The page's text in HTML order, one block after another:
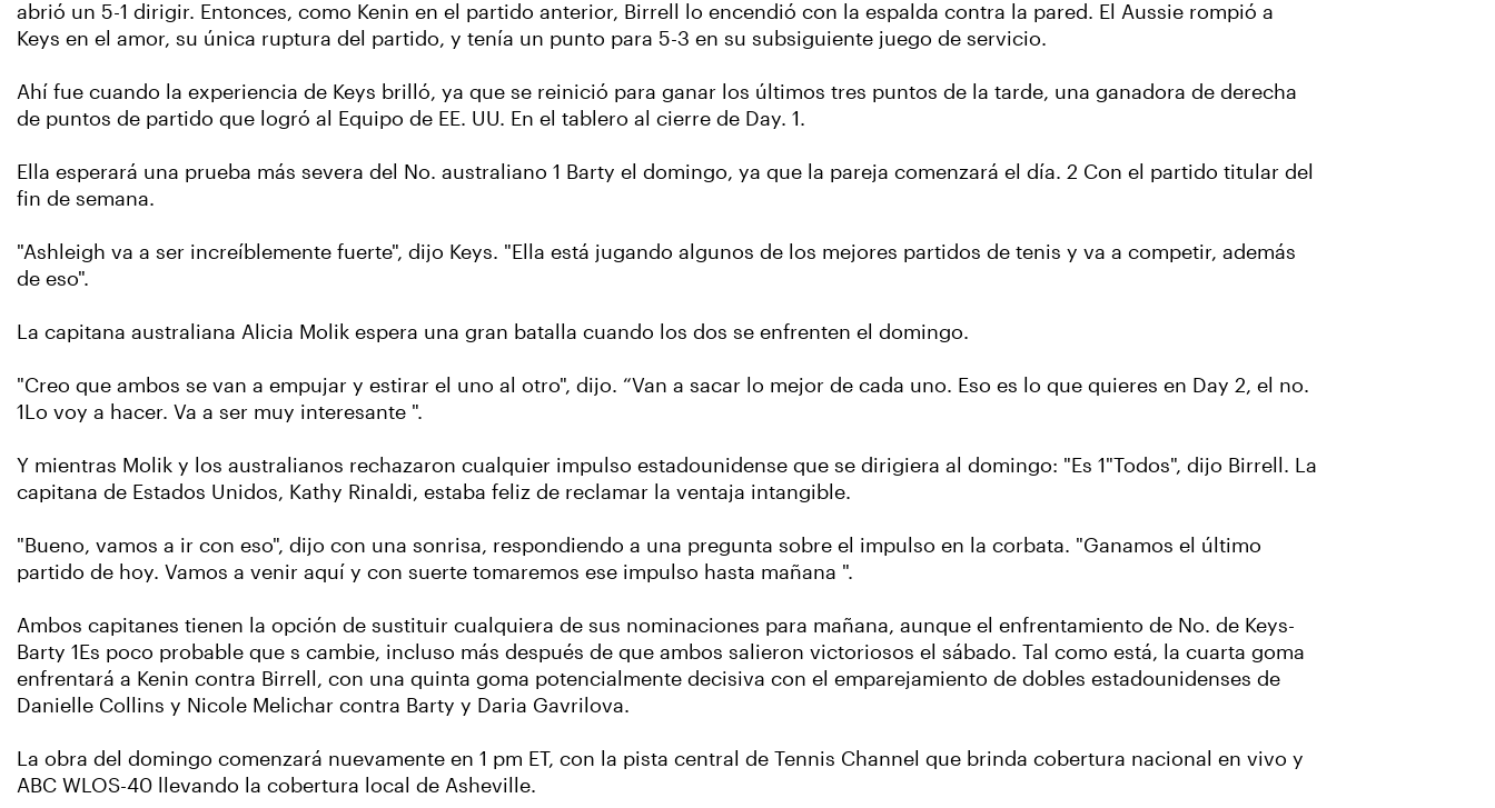
abrió un 5-1 dirigir. Entonces, como Kenin en el partido anterior, Birrell lo encendió con la espalda contra la pared. El Aussie rompió a
Keys en el amor, su única ruptura del partido, y tenía un punto para 5-3 en su subsiguiente juego de servicio.
Ahí fue cuando la experiencia de Keys brilló, ya que se reinició para ganar los últimos tres puntos de la tarde, una ganadora de derecha
de puntos de partido que logró al Equipo de EE. UU. En el tablero al cierre de Day. 1.
Ella esperará una prueba más severa del No. australiano 1 Barty el domingo, ya que la pareja comenzará el día. 2 Con el partido titular del
fin de semana.
"Ashleigh va a ser increíblemente fuerte", dijo Keys. "Ella está jugando algunos de los mejores partidos de tenis y va a competir, además
de eso".
La capitana australiana Alicia Molik espera una gran batalla cuando los dos se enfrenten el domingo.
"Creo que ambos se van a empujar y estirar el uno al otro", dijo. “Van a sacar lo mejor de cada uno. Eso es lo que quieres en Day 2, el no.
1Lo voy a hacer. Va a ser muy interesante ".
Y mientras Molik y los australianos rechazaron cualquier impulso estadounidense que se dirigiera al domingo: "Es 1"Todos", dijo Birrell. La
capitana de Estados Unidos, Kathy Rinaldi, estaba feliz de reclamar la ventaja intangible.
"Bueno, vamos a ir con eso", dijo con una sonrisa, respondiendo a una pregunta sobre el impulso en la corbata. "Ganamos el último
partido de hoy. Vamos a venir aquí y con suerte tomaremos ese impulso hasta mañana ".
Ambos capitanes tienen la opción de sustituir cualquiera de sus nominaciones para mañana, aunque el enfrentamiento de No. de Keys-
Barty 1Es poco probable que s cambie, incluso más después de que ambos salieron victoriosos el sábado. Tal como está, la cuarta goma
enfrentará a Kenin contra Birrell, con una quinta goma potencialmente decisiva con el emparejamiento de dobles estadounidenses de
Danielle Collins y Nicole Melichar contra Barty y Daria Gavrilova.
La obra del domingo comenzará nuevamente en 1 pm ET, con la pista central de Tennis Channel que brinda cobertura nacional en vivo y
ABC WLOS-40 llevando la cobertura local de Asheville.